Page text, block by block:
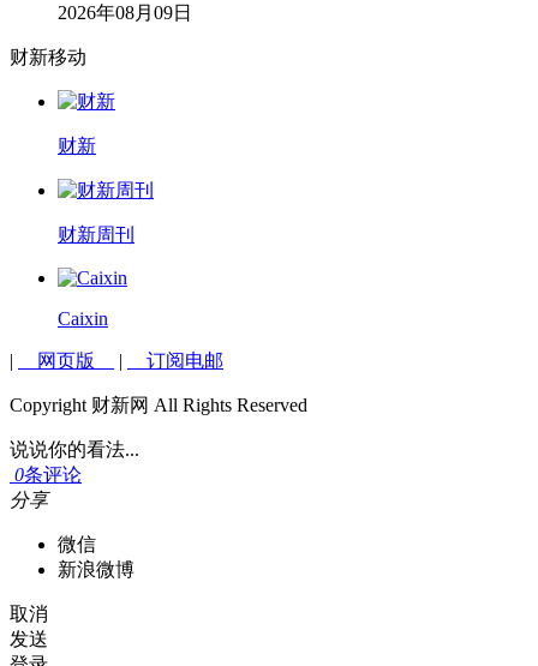
2026年08月09日
财新移动
财新
财新周刊
Caixin
| 网页版 | 订阅电邮
Copyright 财新网 All Rights Reserved
说说你的看法...
0条评论
分享
微信
新浪微博
取消
发送